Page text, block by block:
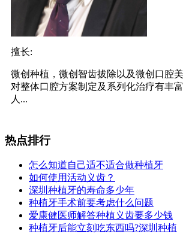
擅长:
微创种植，微创智齿拔除以及微创口腔
对整体口腔方案制定及系列化治疗有丰
人...
热点排行
怎么知道自己适不适合做种植牙
如何使用活动义齿？
深圳种植牙的寿命多少年
种植牙手术前要考虑什么问题
爱康健医师解答种植义齿要多少钱
种植牙后能立刻吃东西吗?深圳种植